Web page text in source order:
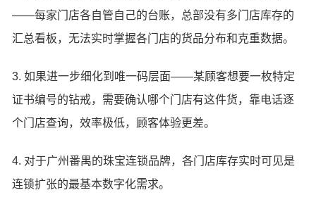
——每家门店各自管自己的台账，总部没有多门店库存的
汇总看板，无法实时掌握各门店的货品分布和克重数据。
3. 如果进一步细化到唯一码层面——某顾客想要一枚特定
证书编号的钻戒，需要确认哪个门店有这件货，靠电话逐
个门店查询，效率极低，顾客体验更差。
4. 对于广州番禺的珠宝连锁品牌，各门店库存实时可见是
连锁扩张的最基本数字化需求。